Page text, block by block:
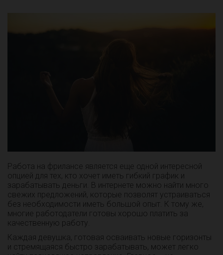
Работа на фрилансе является еще одной интересной
опцией для тех, кто хочет иметь гибкий график и
зарабатывать деньги. В интернете можно найти много
свежих предложений, которые позволят устраиваться
без необходимости иметь большой опыт. К тому же,
многие работодатели готовы хорошо платить за
качественную работу.
Каждая девушка, готовая осваивать новые горизонты
и стремящаяся быстро зарабатывать, может легко